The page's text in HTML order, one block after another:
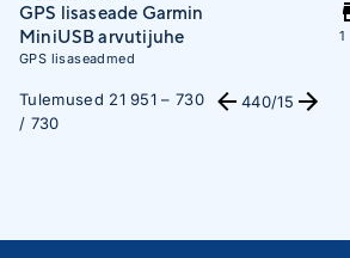
GPS lisaseade Garmin
MiniUSB arvutijuhe
GPS lisaseadmed
1
Tulemused 21 951 – 730
/ 730
440/15